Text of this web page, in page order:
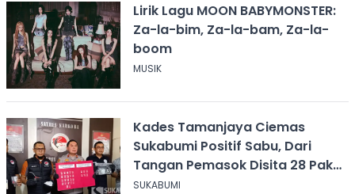
Lirik Lagu MOON BABYMONSTER:
Za-la-bim, Za-la-bam, Za-la-
boom
MUSIK
Kades Tamanjaya Ciemas
Sukabumi Positif Sabu, Dari
Tangan Pemasok Disita 28 Paket
Narkoba
SUKABUMI